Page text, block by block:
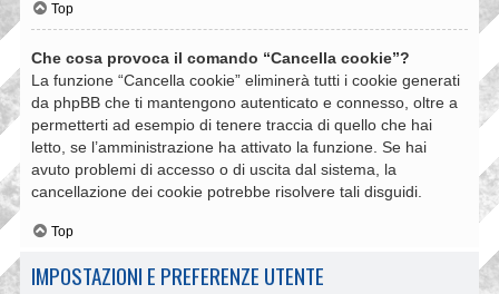
Top
Che cosa provoca il comando “Cancella cookie”?
La funzione “Cancella cookie” eliminerà tutti i cookie generati
da phpBB che ti mantengono autenticato e connesso, oltre a
permetterti ad esempio di tenere traccia di quello che hai
letto, se l’amministrazione ha attivato la funzione. Se hai
avuto problemi di accesso o di uscita dal sistema, la
cancellazione dei cookie potrebbe risolvere tali disguidi.
Top
IMPOSTAZIONI E PREFERENZE UTENTE